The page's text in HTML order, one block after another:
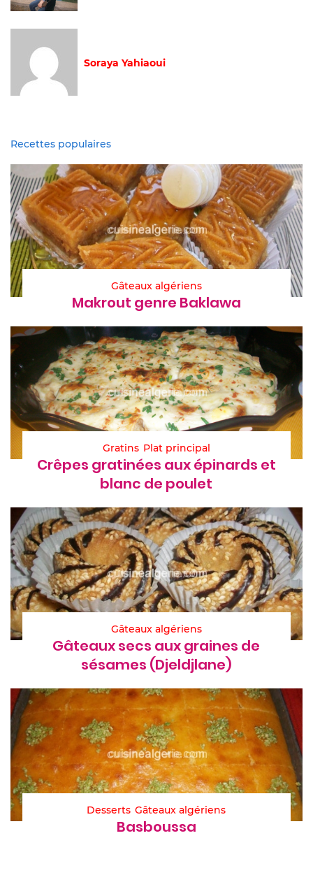
Soraya Yahiaoui
Recettes populaires
Gâteaux algériens
Makrout genre Baklawa
Gratins Plat principal
Crêpes gratinées aux épinards et
blanc de poulet
Gâteaux algériens
Gâteaux secs aux graines de
sésames (Djeldjlane)
Desserts Gâteaux algériens
Basboussa